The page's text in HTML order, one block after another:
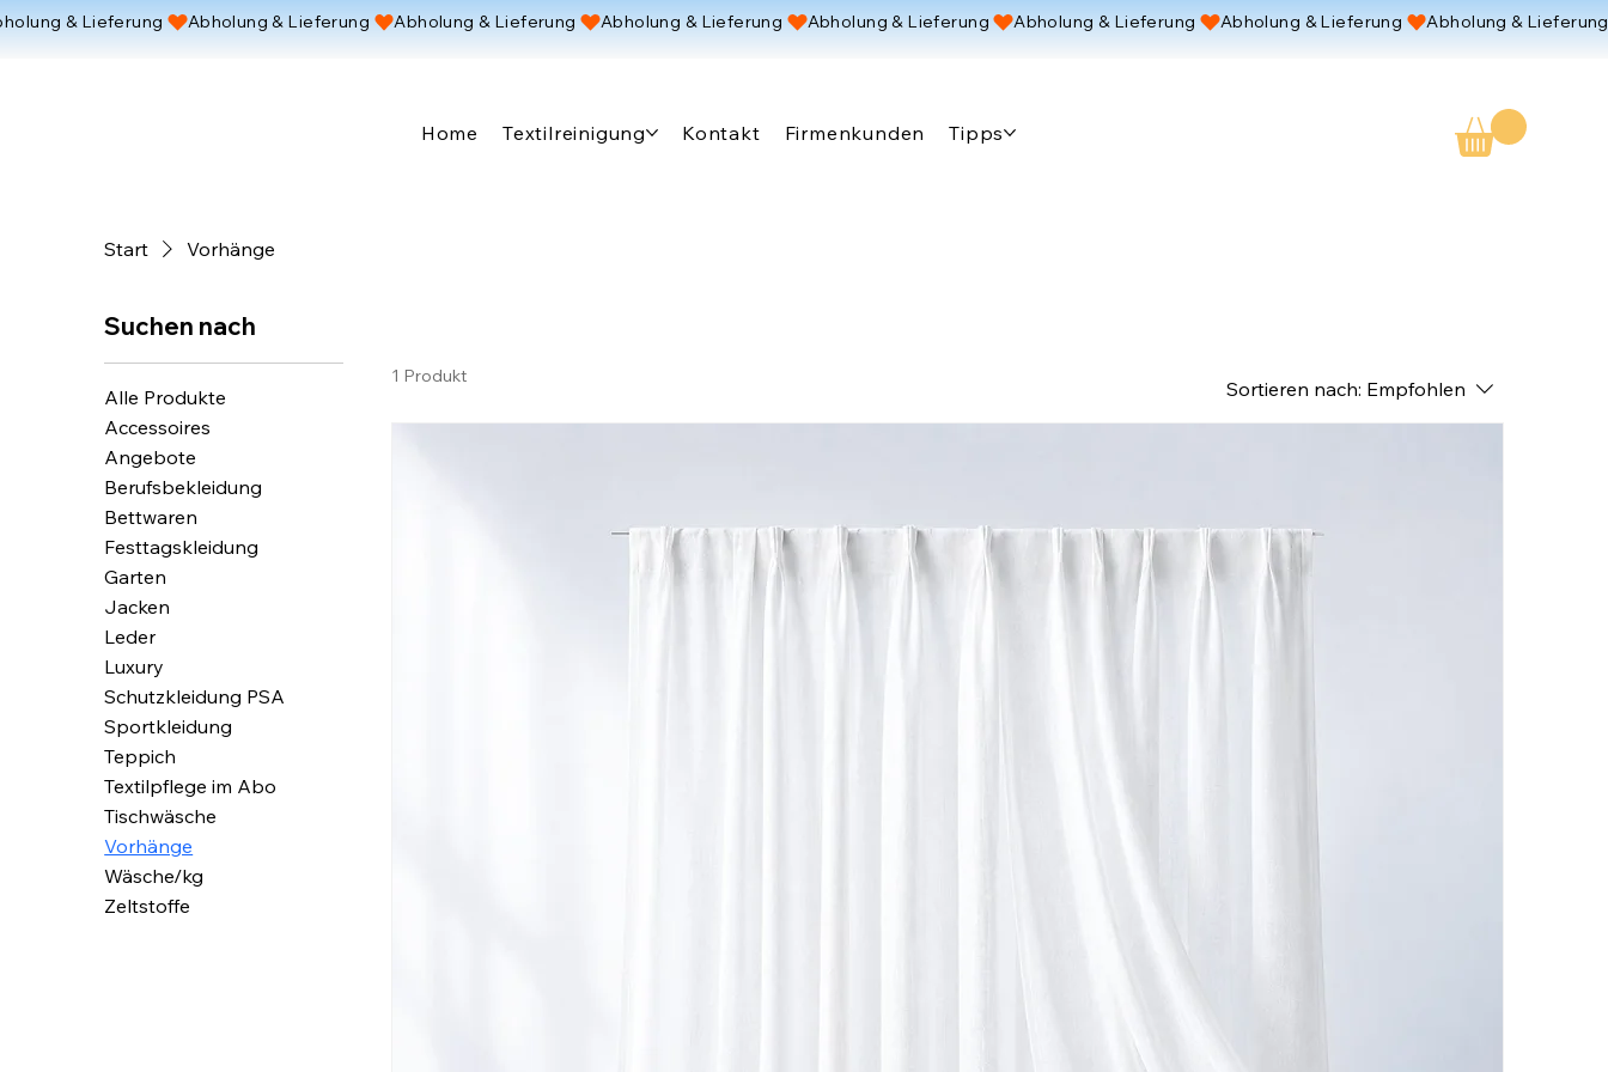
& Lieferung
Home Textilreinigung Kontakt Firmenkunden Tipps
Start Vorhänge
Suchen nach
Alle Produkte
Accessoires
Angebote
Berufsbekleidung
Bettwaren
Festtagskleidung
Garten
Jacken
Leder
Luxury
Schutzkleidung PSA
Sportkleidung
Teppich
Textilpflege im Abo
Tischwäsche
Vorhänge
Wäsche/kg
Zeltstoffe
1 Produkt
Sortieren nach: Empfohlen